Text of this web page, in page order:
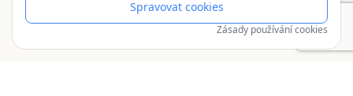
Spravovat cookies
Zásady používání cookies